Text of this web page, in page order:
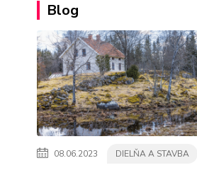
Blog
08.06.2023 DIELŇA A STAVBA